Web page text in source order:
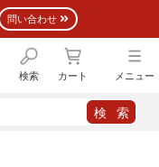
問い合わせ
検索 カート メニュー